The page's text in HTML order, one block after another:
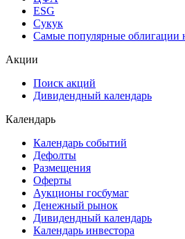
ESG
Сукук
Самые популярные облигации
Акции
Поиск акций
Дивидендный календарь
Календарь
Календарь событий
Дефолты
Размещения
Оферты
Аукционы госбумаг
Денежный рынок
Дивидендный календарь
Календарь инвестора